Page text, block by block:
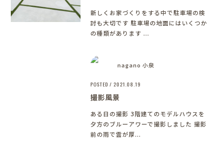
新しくお家づくりをする中で駐車場の検
討も大切です 駐車場の地面にはいくつか
の種類があります ...
nagano 小泉
POSTED / 2021.08.19
撮影風景
ある日の撮影 3階建てのモデルハウスを
夕方のブルーアワーで撮影しました 撮影
前の雨で雲が厚...